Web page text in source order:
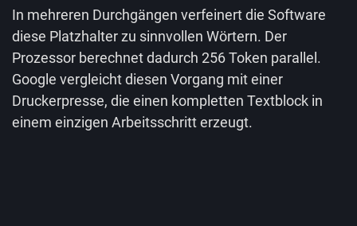
In mehreren Durchgängen verfeinert die Software
diese Platzhalter zu sinnvollen Wörtern. Der
Prozessor berechnet dadurch 256 Token parallel.
Google vergleicht diesen Vorgang mit einer
Druckerpresse, die einen kompletten Textblock in
einem einzigen Arbeitsschritt erzeugt.